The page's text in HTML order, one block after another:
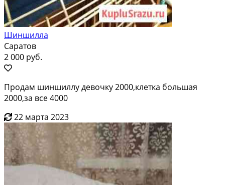
Шиншилла
Саратов
2 000 руб.
Продам шиншиллу девочку 2000,клетка большая
2000,за все 4000
22 марта 2023